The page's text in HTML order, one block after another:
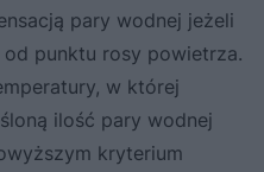
pary wodnej jeżeli
punktu rosy powietrza.
w której
ilość pary wodnej
kryterium